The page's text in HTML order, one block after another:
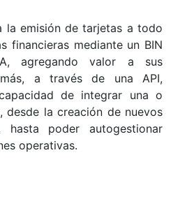
la emisión de tarjetas a todo
financieras mediante un BIN
agregando valor a sus
a través de una API,
de integrar una o
desde la creación de nuevos
hasta poder autogestionar
operativas.